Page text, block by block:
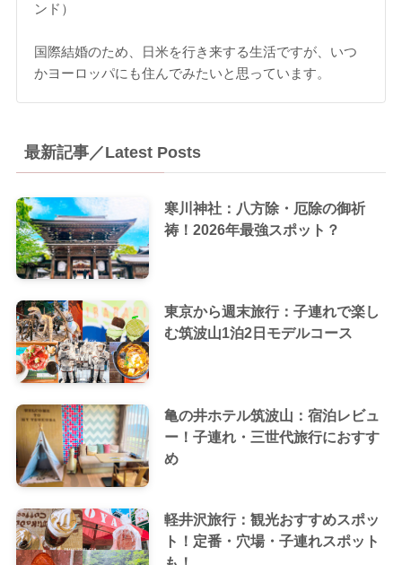
ンド）
国際結婚のため、日米を行き来する生活ですが、いつ
かヨーロッパにも住んでみたいと思っています。
最新記事／Latest Posts
寒川神社：八方除・厄除の御祈
祷！2026年最強スポット？
東京から週末旅行：子連れで楽し
む筑波山1泊2日モデルコース
亀の井ホテル筑波山：宿泊レビュ
ー！子連れ・三世代旅行におすす
め
軽井沢旅行：観光おすすめスポッ
ト！定番・穴場・子連れスポット